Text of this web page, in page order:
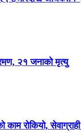
२१ जनाको मृत्यु
रोकियो, सेवाग्राही